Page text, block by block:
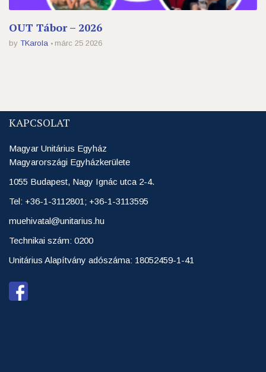
OUT Tábor – 2026
by TKarola márc 25 2026
KAPCSOLAT
Magyar Unitárius Egyház
Magyarországi Egyházkerülete
1055 Budapest, Nagy Ignác utca 2-4.
Tel: +36-1-3112801; +36-1-3113595
muehivatal@unitarius.hu
Technikai szám: 0200
Unitárius Alapítvány adószáma: 18052459-1-41